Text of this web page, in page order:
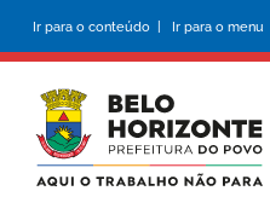
conteúdo
principal
Ir para o conteúdo | Ir para o menu